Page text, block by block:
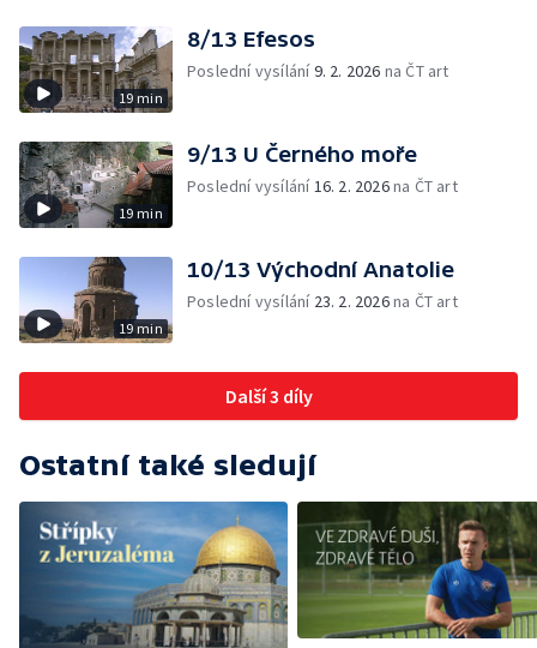
19 min
8/13 Efesos
Poslední vysílání9. 2. 2026 na ČT art
19 min
9/13 U Černého moře
Poslední vysílání16. 2. 2026na ČT art
19 min
10/13 Východní Anatolie
Poslední vysílání 23. 2. 2026na ČT art
Další 3 díly
Ostatní také sledují